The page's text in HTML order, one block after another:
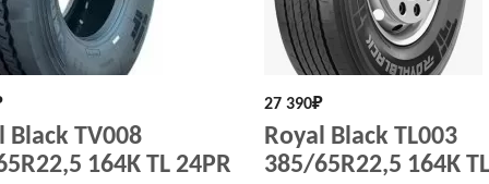
Black TV008
164K TL 24PR
27 390₽
Royal Black TL003
385/65R22,5 164K